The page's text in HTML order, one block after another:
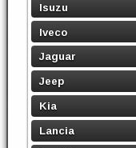
Isuzu
Iveco
Jaguar
Jeep
Kia
Lancia